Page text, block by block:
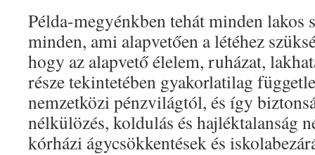
Példa-megyénkben tehát minden lakos
minden, ami alapvetően a létéhez
hogy az alapvető élelem, ruházat,
része tekintetében gyakorlatilag
nemzetközi pénzvilágtól, és így
nélkülözés, koldulás és hajléktalanság
kórházi ágycsökkentések és